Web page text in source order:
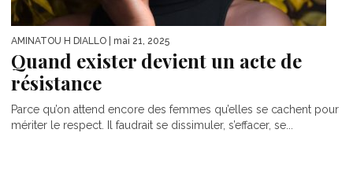
AMINATOU H DIALLO | mai 21, 2025
Quand exister devient un acte de
résistance
Parce qu’on attend encore des femmes qu’elles se cachent pour
mériter le respect. Il faudrait se dissimuler, s’effacer, se...